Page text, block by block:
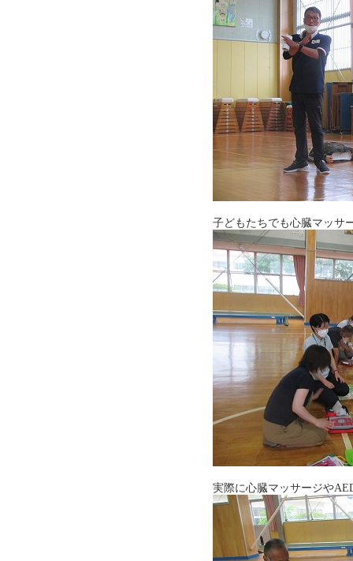
子どもたちでも心臓マッサ
実際に心臓マッサージや